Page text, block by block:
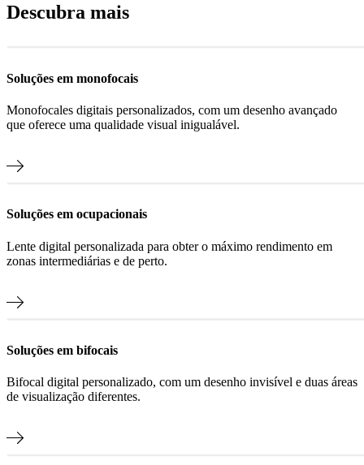
Descubra mais
Soluções em monofocais
Monofocales digitais personalizados, com um desenho avançado
que oferece uma qualidade visual inigualável.
Soluções em ocupacionais
Lente digital personalizada para obter o máximo rendimento em
zonas intermediárias e de perto.
Soluções em bifocais
Bifocal digital personalizado, com um desenho invisível e duas áreas
de visualização diferentes.